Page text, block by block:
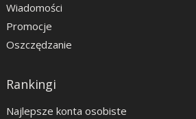
Wiadomości
Promocje
Oszczędzanie
Rankingi
Najlepsze konta osobiste